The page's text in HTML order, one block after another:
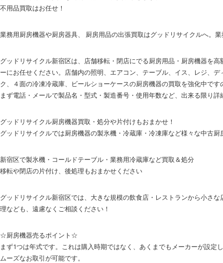
不用品買取はお任せ！
業務用厨房機器や厨房器具、 厨房用品の出張買取はグッドリサイクルへ。
グッドリサイクル新宿区は、店舗移転・閉店にでる厨房用品・厨房機器を
ーにお任せください。店舗内の照明、エアコン、テーブル、イス、レジ、
ク、４面の冷凍冷蔵庫、ビールショーケースの厨房機器の買取を強化中で
まず電話・メールで製品名・型式・製造番号・使用年数など、出来る限り
グッドリサイクル厨房機器買取・処分や片付けもおまかせ！
グッドリサイクルでは厨房機器の製氷機・冷蔵庫・冷凍庫など様々な中古
新宿区で製氷機・コールドテーブル・業務用冷蔵庫など買取＆処分
移転や閉店の片付け、後処理もおまかせください
グッドリサイクル新宿区では、大きな規模の飲食店・レストランから小さ
理なども、遠慮なくご相談ください！
☆厨房機器売るポイント☆
まず1つは年式です。これは購入時期ではなく、あくまでもメーカーが設
ムーズなお取引が可能です。